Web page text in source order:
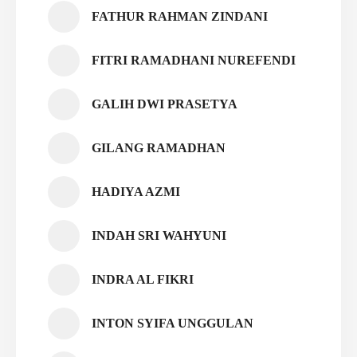
FATHUR RAHMAN ZINDANI
FITRI RAMADHANI NUREFENDI
GALIH DWI PRASETYA
GILANG RAMADHAN
HADIYA AZMI
INDAH SRI WAHYUNI
INDRA AL FIKRI
INTON SYIFA UNGGULAN